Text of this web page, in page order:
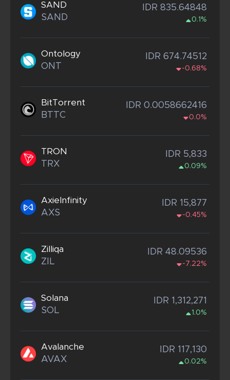
SAND
SAND
IDR 835.64848
0.1%
Ontology
ONT
IDR 674.74512
-0.68%
BitTorrent
BTTC
IDR 0.0058662416
0.0%
TRON
TRX
IDR 5,833
0.09%
AxieInfinity
AXS
IDR 15,877
-0.45%
Zilliqa
ZIL
IDR 48.09536
-7.22%
Solana
SOL
IDR 1,312,271
1.0%
Avalanche
AVAX
IDR 117,130
0.02%